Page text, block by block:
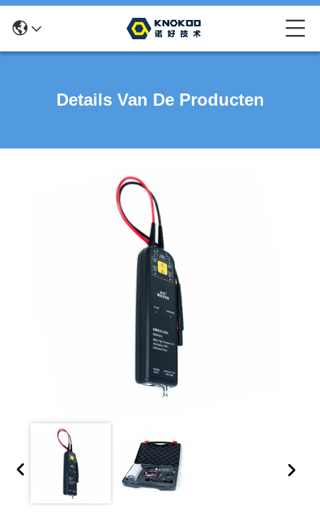
Details Van De Producten